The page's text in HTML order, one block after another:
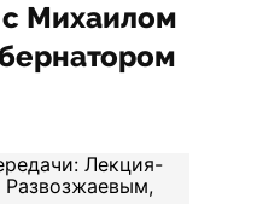
Михаилом